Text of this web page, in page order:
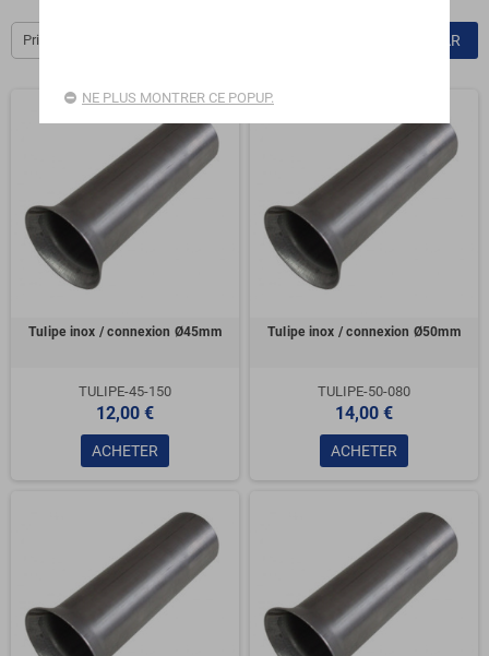
Prix, croissant FILTRER PAR
Tulipe inox / connexion Ø45mm
TULIPE-45-150
12,00 €
ACHETER
Tulipe inox / connexion Ø50mm
TULIPE-50-080
14,00 €
ACHETER
NE PLUS MONTRER CE POPUP.